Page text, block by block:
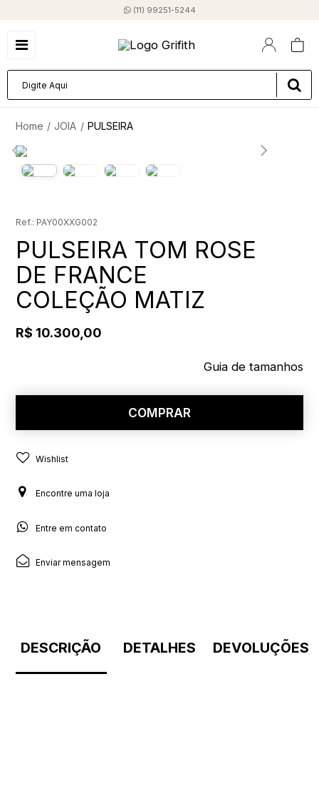
(11) 99251-5244
JOIA PULSEIRA
PAY00XXG002
PULSEIRA TOM ROSE
DE FRANCE
COLEÇÃO MATIZ
R$ 10.300,00
Guia de tamanhos
COMPRAR
Wishlist
Encontre uma loja
Entre em contato
Enviar mensagem
DESCRIÇÃO DETALHES DEVOLUÇÕES